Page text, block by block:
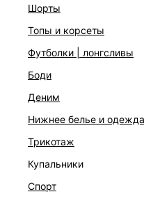
шорты
топы и корсеты
футболки | лонгсливы
боди
деним
нижнее белье и
трикотаж
купальники
спорт
Полуприлегающий крой
Круглый вырез
Застежка на пуговицы
Два цвета: молочный и
стандартному размеру
ДОСТАВКА И ВОЗВРАТ
Подробные условия